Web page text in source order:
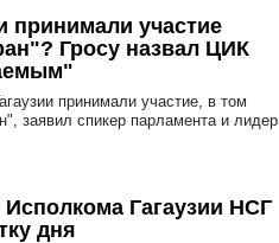
принимали участие
Гросу назвал ЦИК
принимали участие, в том
заявил спикер парламента и лидер
Гагаузии НСГ
дня